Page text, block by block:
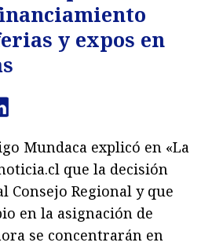
y expos en
Mundaca explicó en «La
que la decisión
Consejo Regional y que
en la asignación de
se concentrarán en